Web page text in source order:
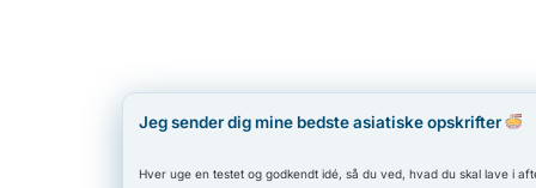
Jeg sender dig mine bedste asiatiske opskrifter
Hver uge en testet og godkendt idé, så du ved, hvad du skal lave i